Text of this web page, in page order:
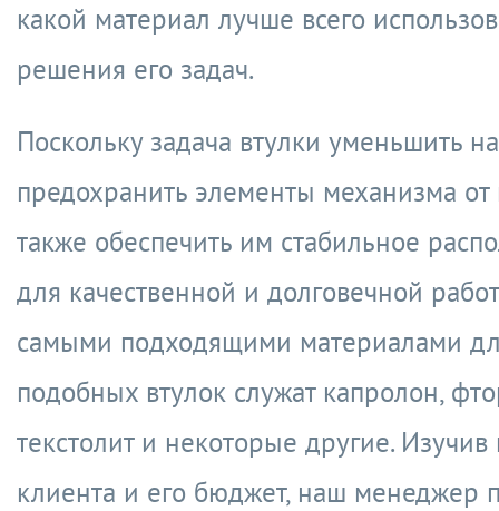
какой материал лучше всего
решения его задач.
Поскольку задача втулки уменьшить
предохранить элементы механизма от
также обеспечить им стабильное
для качественной и долговечной
самыми подходящими материалами
подобных втулок служат капролон,
текстолит и некоторые другие. Изучив
клиента и его бюджет, наш менеджер